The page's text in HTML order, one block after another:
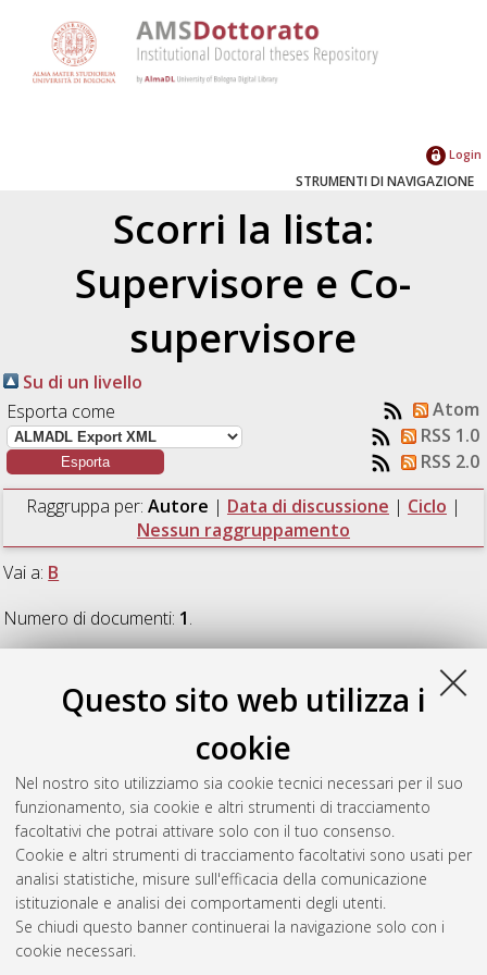
Questo sito web utilizza i
cookie
Nel nostro sito utilizziamo sia cookie tecnici necessari per il suo
funzionamento, sia cookie e altri strumenti di tracciamento
facoltativi che potrai attivare solo con il tuo consenso.
Cookie e altri strumenti di tracciamento facoltativi sono usati per
analisi statistiche, misure sull'efficacia della comunicazione
istituzionale e analisi dei comportamenti degli utenti.
Se chiudi questo banner continuerai la navigazione solo con i
cookie necessari.
Login
STRUMENTI DI NAVIGAZIONE
Scorri la lista:
Supervisore e Co-
supervisore
Su di un livello
Esporta come
Atom
RSS 1.0
RSS 2.0
Raggruppa per: Autore | Data di discussione | Ciclo |
Nessun raggruppamento
Vai a: B
Numero di documenti: 1.
Circular and sustainable aquaculture:
the use of next-generation protein sources in fish feed
[Dissertation thesis], Alma Mater Studiorum Università di
Bologna. Dottorato di ricerca inScienze veterinarie, 36 Ciclo.
Questa lista e' stata generata il Wed Aug 5 20:45:56 2026
Atom